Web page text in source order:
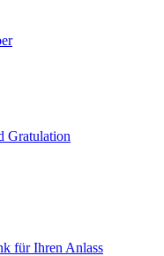
Gratulation
für Ihren Anlass